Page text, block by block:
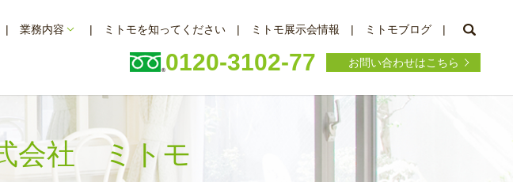
業務内容 ミトモを知ってください ミトモ展示会情報 ミトモブログ
0120-3102-77 お問い合わせはこちら
会社 ミトモ